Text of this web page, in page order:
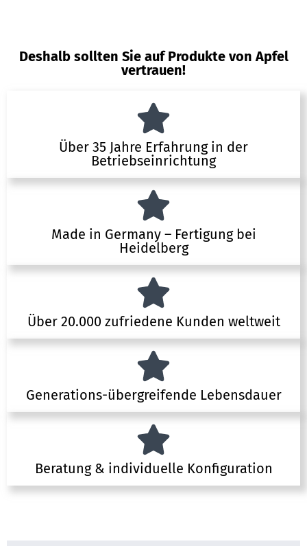
Deshalb sollten Sie auf Produkte von Apfel
vertrauen!
Über 35 Jahre Erfahrung in der
Betriebseinrichtung
Made in Germany – Fertigung bei
Heidelberg
Über 20.000 zufriedene Kunden weltweit
Generations-übergreifende Lebensdauer
Beratung & individuelle Konfiguration